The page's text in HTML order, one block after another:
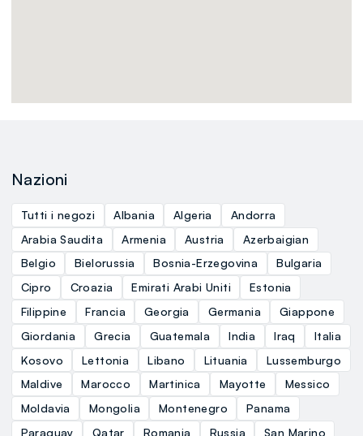
Nazioni
Tutti i negozi Albania Algeria
Andorra
Arabia Saudita
Armenia Austria
Azerbaigian
Belgio
Bielorussia Bosnia-Erzegovina
Bulgaria
Cipro
Croazia Emirati Arabi Uniti
Estonia
Filippine
Francia Georgia Germania
Giappone
Giordania
Grecia Guatemala India Iraq
Italia
Kosovo
Lettonia Libano Lituania
Lussemburgo
Maldive
Marocco Martinica Mayotte
Messico
Moldavia
Mongolia Montenegro
Panama
Paraguay
Qatar Romania Russia
San Marino